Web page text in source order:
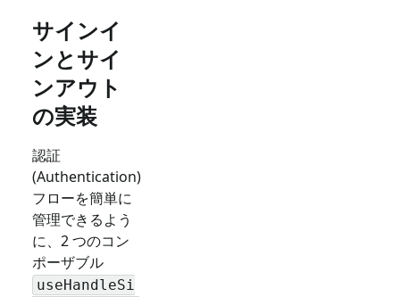
サインイ
ンとサイ
ンアウト
の実装
認証
(Authentication)
フローを簡単に
管理できるよう
に、2 つのコン
ポーザブル
useHandleSi